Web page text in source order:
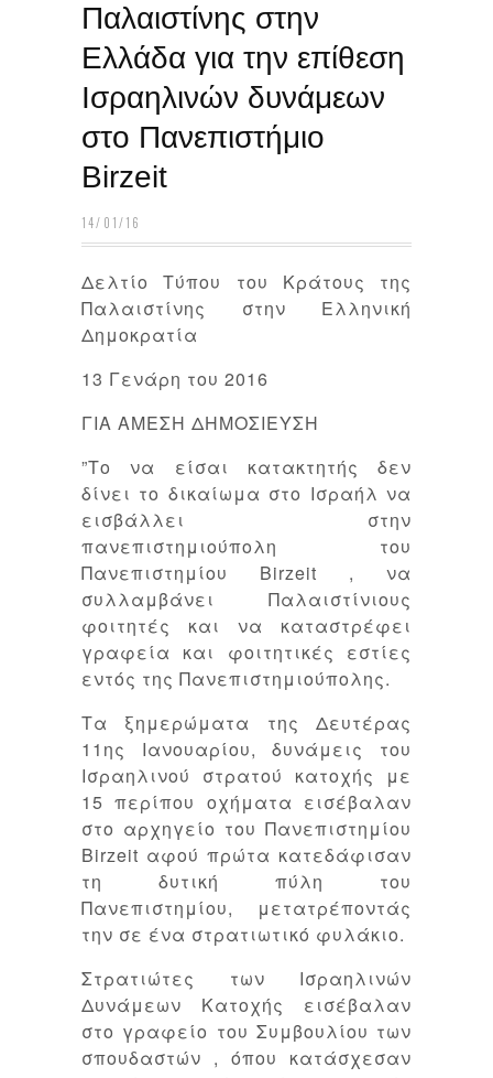
Παλαιστίνης στην
Ελλάδα για την επίθεση
Ισραηλινών δυνάμεων
στο Πανεπιστήμιο
Birzeit
14/01/16
Δελτίο Τύπου του Κράτους της
Παλαιστίνης στην Ελληνική
Δημοκρατία
13 Γενάρη του 2016
ΓΙΑ ΑΜΕΣΗ ΔΗΜΟΣΙΕΥΣΗ
”Το να είσαι κατακτητής δεν
δίνει το δικαίωμα στο Ισραήλ να
εισβάλλει στην
πανεπιστημιούπολη του
Πανεπιστημίου Birzeit , να
συλλαμβάνει Παλαιστίνιους
φοιτητές και να καταστρέφει
γραφεία και φοιτητικές εστίες
εντός της Πανεπιστημιούπολης.
Τα ξημερώματα της Δευτέρας
11ης Ιανουαρίου, δυνάμεις του
Ισραηλινού στρατού κατοχής με
15 περίπου οχήματα εισέβαλαν
στο αρχηγείο του Πανεπιστημίου
Birzeit αφού πρώτα κατεδάφισαν
τη δυτική πύλη του
Πανεπιστημίου, μετατρέποντάς
την σε ένα στρατιωτικό φυλάκιο.
Στρατιώτες των Ισραηλινών
Δυνάμεων Κατοχής εισέβαλαν
στο γραφείο του Συμβουλίου των
σπουδαστών , όπου κατάσχεσαν